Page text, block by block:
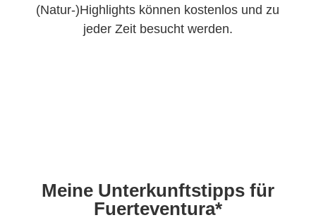
(Natur-)Highlights können kostenlos und zu
jeder Zeit besucht werden.
Meine Unterkunftstipps für
Fuerteventura*